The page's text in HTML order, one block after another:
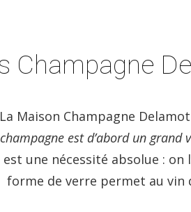
Champagne
La Maison Champagne
champagne est d’abord un grand
est une nécessité absolue :
forme de verre permet au vin